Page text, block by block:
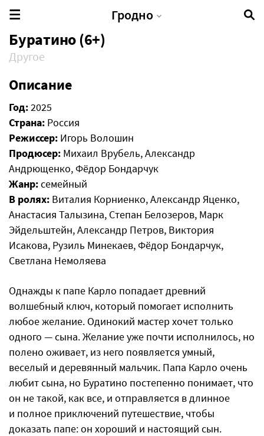
Гродно
Буратино (6+)
Другое
Описание
Год:2025
Страна: Россия
Режиссер: Игорь Волошин
Продюсер: Михаил Врубель, Александр
Андрющенко, Фёдор Бондарчук
Жанр:семейный
В ролях: Виталия Корниенко, Александр Яценко,
Анастасия Талызина, Степан Белозеров, Марк
Эйдельштейн, Александр Петров, Виктория
Исакова, Рузиль Минекаев, Фёдор Бондарчук,
Светлана Немоляева
Однажды к папе Карло попадает древний
волшебный ключ, который помогает исполнить
любое желание. Одинокий мастер хочет только
одного — сына. Желание уже почти исполнилось, но
полено оживает, из него появляется умный,
веселый и деревянный мальчик. Папа Карло очень
любит сына, но Буратино постепенно понимает, что
он не такой, как все, и отправляется в длинное
и полное приключений путешествие, чтобы
доказать папе: он хороший и настоящий сын.